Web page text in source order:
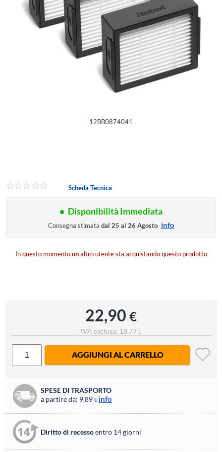
12BB0874041
Scheda Tecnica
Disponibilità Immediata
Consegna stimata dal 25 al 26 Agosto info
In questo momentounaltro utente sta acquistando questo prodotto
22,90 €
IVA esclusa: 18,77 €
AGGIUNGI AL CARRELLO
SPESE DI TRASPORTO
a partire da: 9,89 € info
Diritto di recessoentro 14 giorni